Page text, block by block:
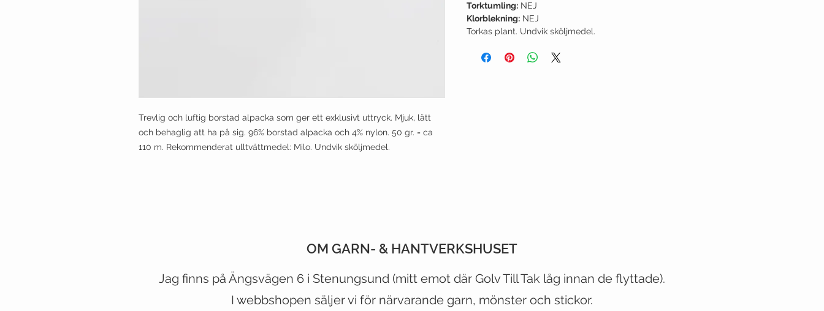
Trevlig och luftig borstad alpacka som ger ett exklusivt uttryck. Mjuk, lätt
och behaglig att ha på sig. 96% borstad alpacka och 4% nylon. 50 gr. = ca
110 m. Rekommenderat ulltvättmedel: Milo. Undvik sköljmedel.
Torktumling: NEJ
Klorblekning: NEJ
Torkas plant. Undvik sköljmedel.
CUSTOMER CARE
Shipping Policy >
VESTE
VIST OUR STORE
500 Terry Francois Street
OM GARN- & HANTVERKSHUSET
Jag finns på Ängsvägen 6 i Stenungsund (mitt emot där Golv Till Tak låg innan de flyttade).
I webbshopen säljer vi för närvarande garn, mönster och stickor.